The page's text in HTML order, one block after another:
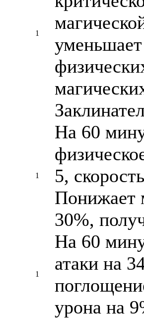
1
1
На 60
5,
Понижает
30%,
1
На 60
атаки на
урона на